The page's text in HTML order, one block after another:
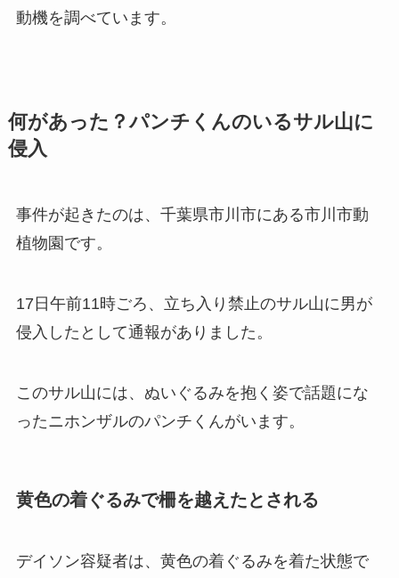
動機を調べています。
何があった？パンチくんのいるサル山に
侵入
事件が起きたのは、千葉県市川市にある市川市動
植物園です。
17日午前11時ごろ、立ち入り禁止のサル山に男が
侵入したとして通報がありました。
このサル山には、ぬいぐるみを抱く姿で話題にな
ったニホンザルのパンチくんがいます。
黄色の着ぐるみで柵を越えたとされる
デイソン容疑者は、黄色の着ぐるみを着た状態で